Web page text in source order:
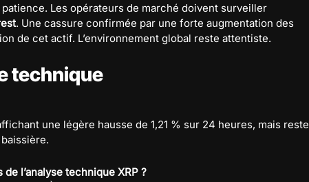
Les opérateurs de marché doivent surveiller
. Une cassure confirmée par une forte augmentation des
de cet actif. L’environnement global reste attentiste.
technique
une légère hausse de 1,21 % sur 24 heures, mais reste
l’analyse technique XRP ?